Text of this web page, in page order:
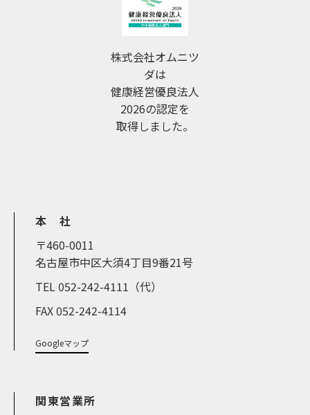
株式会社オムニツ
ダは
健康経営優良法人
2026の認定を
取得しました。
本 社
〒460-0011
名古屋市中区大須4丁目9番21号
TEL 052-242-4111（代）
FAX 052-242-4114
Googleマップ
関東営業所